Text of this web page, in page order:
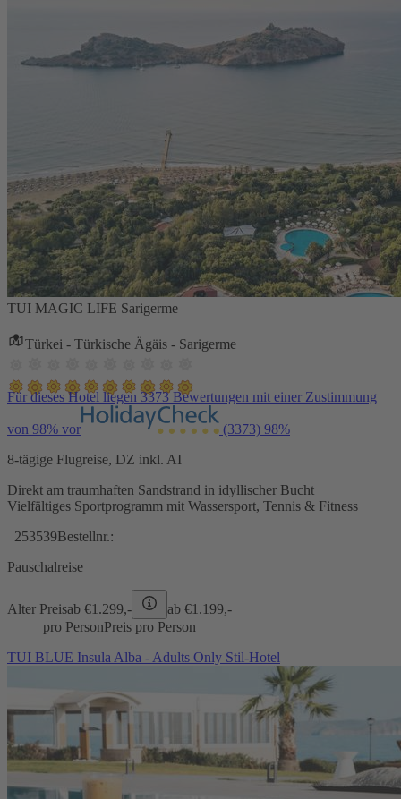
TUI MAGIC LIFE Sarigerme
Türkei - Türkische Ägäis - Sarigerme
Für dieses Hotel liegen 3373 Bewertungen mit einer Zustimmung
von 98% vor (3373) 98%
8-tägige Flugreise, DZ inkl. AI
Direkt am traumhaften Sandstrand in idyllischer Bucht
Vielfältiges Sportprogramm mit Wassersport, Tennis & Fitness
253539Bestellnr.:
Pauschalreise
Alter Preisab €1.299,- ab €1.199,-
pro PersonPreis pro Person
TUI BLUE Insula Alba - Adults Only Stil-Hotel